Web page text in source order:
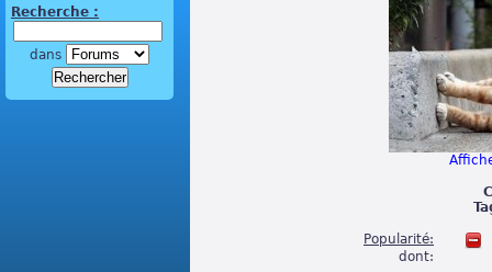
Recherche :
dans
Popularité:
dont: